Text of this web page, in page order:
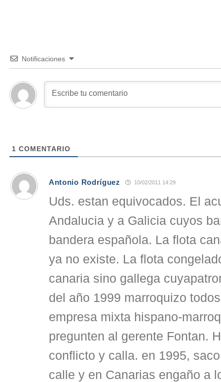
Notificaciones
1 COMENTARIO
Antonio Rodríguez 10/02/2011 14:29
Uds. estan equivocados. El
Andalucia y a Galicia cuyos
bandera española. La flota
ya no existe. La flota
canaria sino gallega
del año 1999 marroquizo
empresa mixta hispano-
pregunten al gerente Fontan.
conflicto y calla. en 1995,
calle y en Canarias engaño a